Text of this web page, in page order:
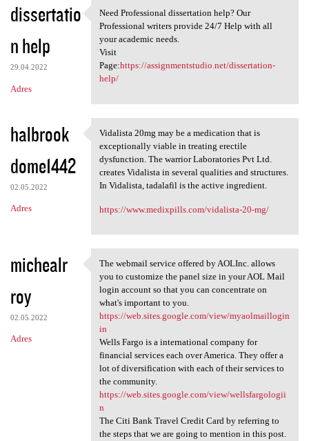
dissertatio
n help
29.04.2022
Adres
Need Professional
Need Professional dissertation help? Our
Professional writers provide 24/7 Help with all
your academic needs.
Visit
Page:https://assignmentstudio.net/dissertation-
help/
halbrook
dome1442
02.05.2022
Adres
Vidalista 20mg may be a
Vidalista 20mg may be a medication that is
exceptionally viable in treating erectile
dysfunction. The warrior Laboratories Pvt Ltd.
creates Vidalista in several qualities and structures.
In Vidalista, tadalafil is the active ingredient.
https://www.medixpills.com/vidalista-20-mg/
michealr
roy
02.05.2022
Adres
The webmail service offered
The webmail service offered by AOLInc. allows
you to customize the panel size in your AOL Mail
login account so that you can concentrate on
what's important to you.
https://web.sites.google.com/view/myaolmaillogin
in
Wells Fargo is a international company for
financial services each over America. They offer a
lot of diversification with each of their services to
the community.
https://web.sites.google.com/view/wellsfargologii
n
The Citi Bank Travel Credit Card by referring to
the steps that we are going to mention in this post.